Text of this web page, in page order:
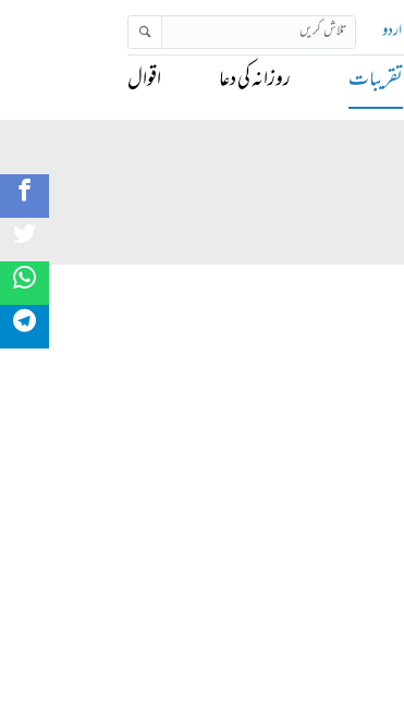
اردو
تقریبات روزانہ کی دعا اقوال